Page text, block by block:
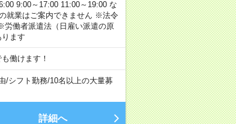
9:00～17:00 11:00～19:00 な
就業はご案内できません ※法令
働者派遣法（日雇い派遣の原
ます
働けます！
/シフト勤務/10名以上の大量募
詳細へ